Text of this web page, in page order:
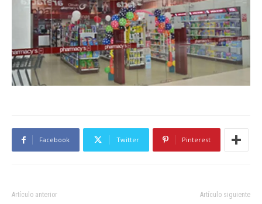
Facebook Twitter Pinterest
Artículo anterior Artículo siguiente